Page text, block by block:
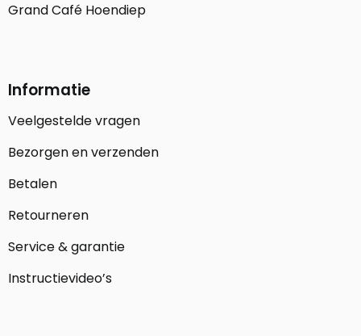
Grand Café Hoendiep
Informatie
Veelgestelde vragen
Bezorgen en verzenden
Betalen
Retourneren
Service & garantie
Instructievideo’s